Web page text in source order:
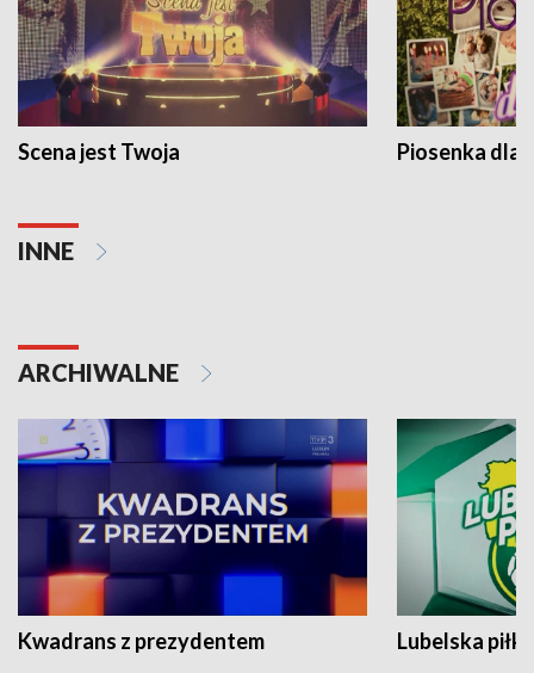
Scena jest Twoja Piosenka dla
INNE
ARCHIWALNE
Kwadrans z prezydentem Lubelska piłka